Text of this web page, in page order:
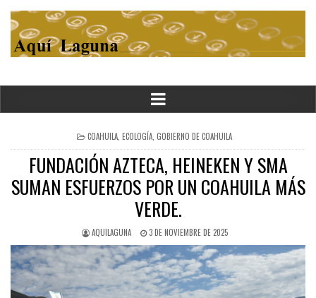
POSTED
IN
COAHUILA ECOLOGÍA GOBIERNO DE COAHUILA
FUNDACIÓN AZTECA, HEINEKEN Y SMA
SUMAN ESFUERZOS POR UN COAHUILA MÁS
VERDE.
AQUILAGUNA 3 DE NOVIEMBRE DE 2025